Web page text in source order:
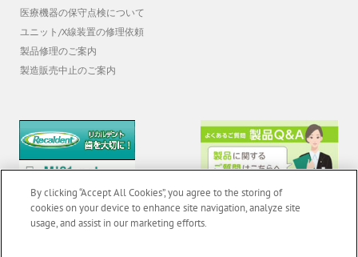
医療機器の保守点検について
ユニット/X線装置の修理依頼
製品修理のご案内
製造販売中止のご案内
By clicking “Accept All Cookies”, you agree to the storing of
cookies on your device to enhance site navigation, analyze site
usage, and assist in our marketing efforts.